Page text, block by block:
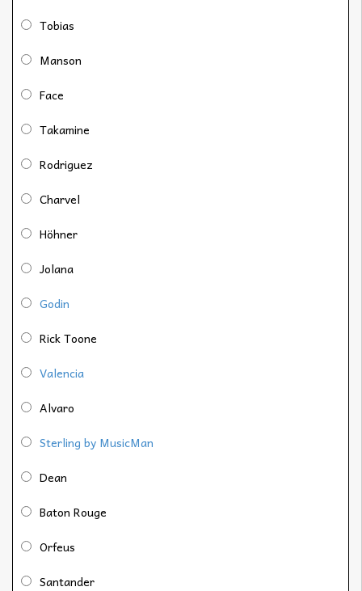
Tobias
Manson
Face
Takamine
Rodriguez
Charvel
Höhner
Jolana
Godin
Rick Toone
Valencia
Alvaro
Sterling by MusicMan
Dean
Baton Rouge
Orfeus
Santander